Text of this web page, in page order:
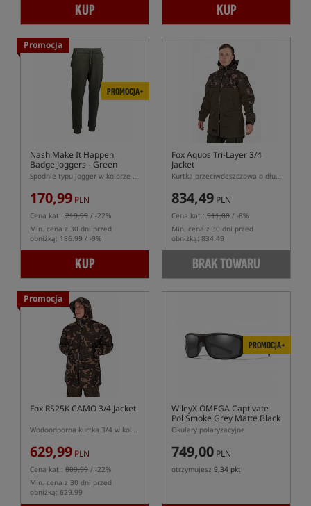
KUP KUP
Promocja
PROMOCJA+
Nash Make It Happen
Badge Joggers - Green
Spodnie typu jogger w kolorze zielonym
170,99 PLN
Cena kat.: 219,99 / -22%
Min. cena z 30 dni przed
obniżką: 186.99 / -9%
KUP
Fox Aquos Tri-Layer 3/4
Jacket
Kurtka przeciwdeszczowa o długości 3/4
834,49 PLN
Cena kat.: 911,00 / -8%
Min. cena z 30 dni przed
obniżką: 834.49
BRAK TOWARU
Promocja
Fox RS25K CAMO 3/4 Jacket
Wodoodporna kurtka 3/4 w kolorze kamuflażu
629,99 PLN
Cena kat.: 809,99 / -22%
Min. cena z 30 dni przed
obniżką: 629.99
PROMOCJA+
WileyX OMEGA Captivate
Pol Smoke Grey Matte Black
Frame (Black Ops)
Okulary polaryzacyjne
749,00 PLN
otrzymujesz 9,34 pkt